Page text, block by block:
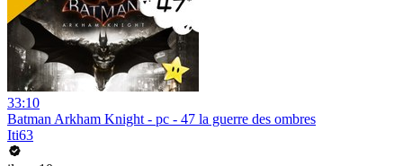
33:10
Batman Arkham Knight - pc - 47 la guerre des ombres
Iti63